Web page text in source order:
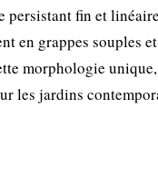
fin et
en grappes souples
morphologie
les jardins